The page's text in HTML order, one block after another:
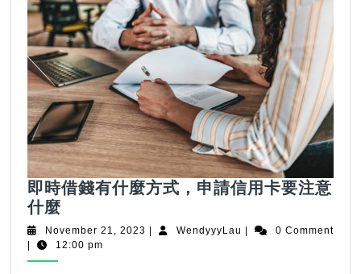
即時借錢有什麼方式，申請信用卡要注意
什麼即
時
借
November 21, 2023 NovemberWendyyyLau WendyyyLau
0 Comment
12:00 pm